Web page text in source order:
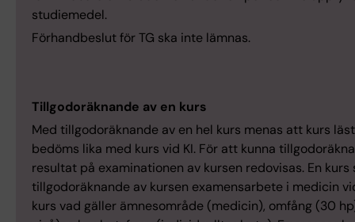
studiemedel.
Förhandbeslut för TG ska inte lämnas.
Tillgodoräknande av en kurs
Med tillgodoräknande av en hel kurs menas att kurs
bedöms lika med kurs vid KI. För att kunna
resultat på examinationen av kursen redovisas. En
tillgodoräknande av kursen examensarbete i medicin
kurs vad gäller ämnesområde (medicin), omfång (30